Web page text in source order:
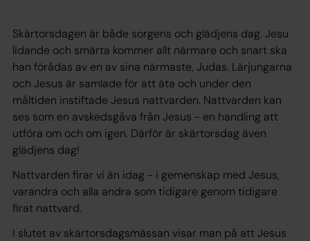
Skärtorsdagen är både sorgens och glädjens dag. Jesu
lidande och smärta kommer allt närmare och snart ska
han förådas av en av sina närmaste, Judas. Lärjungarna
och Jesus är samlade för att äta och under den
måltiden instiftade Jesus nattvarden. Nattvarden kan
ses som en avskedsgåva från Jesus - en handling att
utföra om och om igen. Därför är skärtorsdag även
glädjens dag!
Nattvarden firar vi än idag - i gemenskap med Jesus,
varandra och alla andra som tidigare genom tidigare
firat nattvard.
I slutet av skärtorsdagsmässan visar man på att Jesus